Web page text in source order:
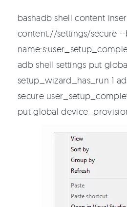
bashadb shell content
content://settings/secure
adb shell settings put
setup_wizard_has_run 1
secure
put global